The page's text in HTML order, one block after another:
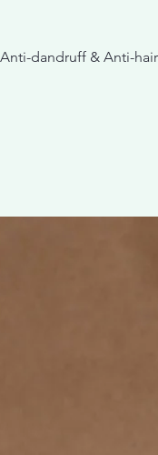
dandruff & Anti-